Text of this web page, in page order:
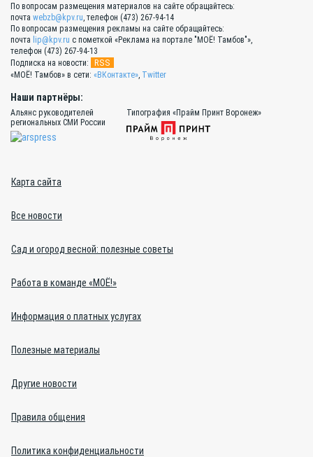
По вопросам размещения материалов на сайте обращайтесь:
почта webzb@kpv.ru, телефон (473) 267-94-14
По вопросам размещения рекламы на сайте обращайтесь:
почта lip@kpv.ru с пометкой «Реклама на портале "МОЁ! Тамбов"»,
телефон (473) 267-94-13
Подписка на новости:
RSS
«МОЁ! Тамбов» в сети: «ВКонтакте», Twitter
Наши партнёры:
Альянс руководителей
региональных СМИ России
Типография «Прайм Принт Воронеж»
Карта сайта
Все новости
Сад и огород весной: полезные советы
Работа в команде «МОЁ!»
Информация о платных услугах
Полезные материалы
Другие новости
Правила общения
Политика конфиденциальности